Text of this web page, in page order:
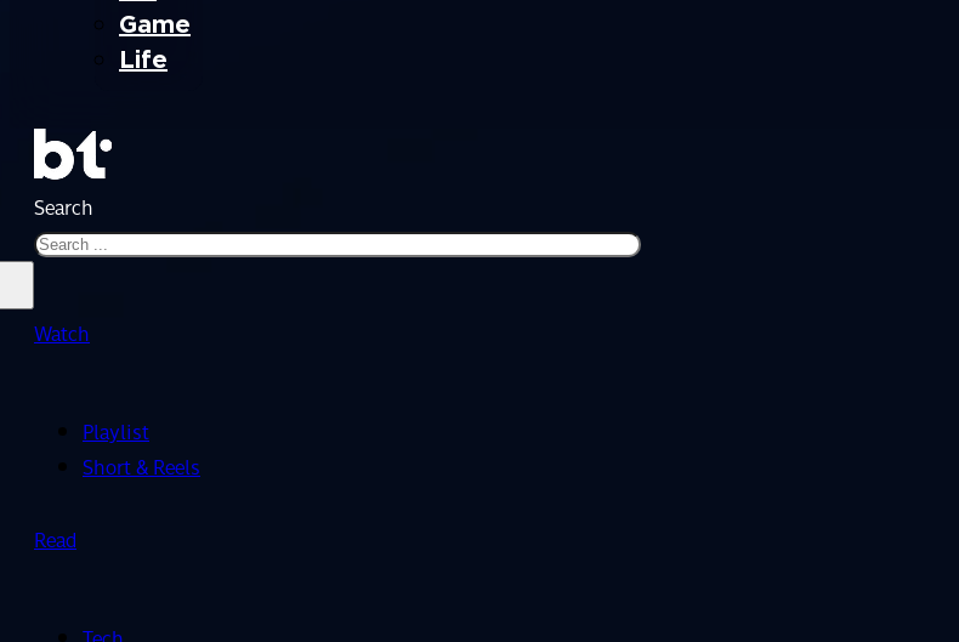
Game
Life
Search
Watch
Playlist
Short & Reels
Read